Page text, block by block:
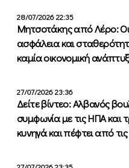
28/07/2026 22:35
Μητσοτάκης από Λέρο: Οι
ασφάλεια και
καμία οικονομική
27/07/2026 23:36
Δείτε βίντεο: Αλβανός
συμφωνία με τις ΗΠΑ και
κυνηγά και πέφτει από